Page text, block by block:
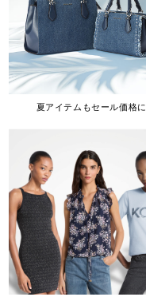
夏アイテムもセール価格に